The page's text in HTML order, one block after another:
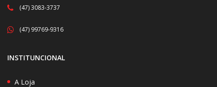
(47) 3083-3737
(47) 99769-9316
INSTITUNCIONAL
A Loja